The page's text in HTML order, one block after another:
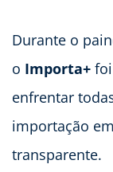
Durante o
o Importa+
enfrentar
importação
transparente.